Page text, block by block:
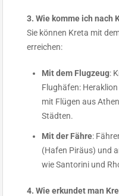
3. Wie komme ich nach
Sie können Kreta mit
erreichen:
Mit dem Flugzeug:
Flughäfen:
mit Flügen aus
Städten.
Mit der Fähre:
(Hafen Piräus) und
wie Santorini und
4. Wie erkundet man